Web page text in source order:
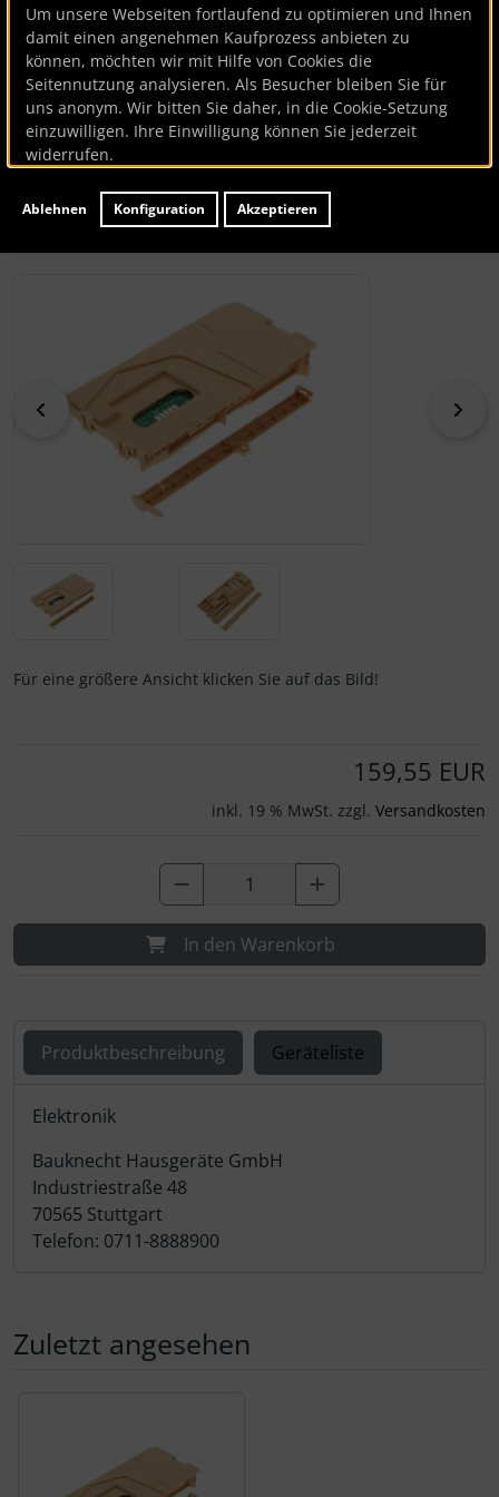
Elektronik
Bauknecht
Elektronik
Hersteller: Bauknecht
zurück
Für eine größere Ansicht klicken Sie auf das Bild!
159,55 EUR
inkl. 19 % MwSt. zzgl. Versandkosten
In den Warenkorb
Produktbeschreibung Geräteliste
Produktbeschreibung
Elektronik
Bauknecht Hausgeräte GmbH
Industriestraße 48
70565 Stuttgart
Telefon: 0711-8888900
Zuletzt angesehen
Um unsere Webseiten fortlaufend zu optimieren und Ihnen
damit einen angenehmen Kaufprozess anbieten zu
können, möchten wir mit Hilfe von Cookies die
Seitennutzung analysieren. Als Besucher bleiben Sie für
uns anonym. Wir bitten Sie daher, in die Cookie-Setzung
einzuwilligen. Ihre Einwilligung können Sie jederzeit
widerrufen.
Akzeptieren
Ablehnen Konfiguration